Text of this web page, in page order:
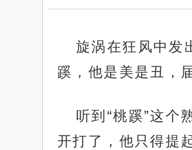
旋涡在狂风中发
蹊，他是美是丑，
听到“桃蹊”这个
开打了，他只得提